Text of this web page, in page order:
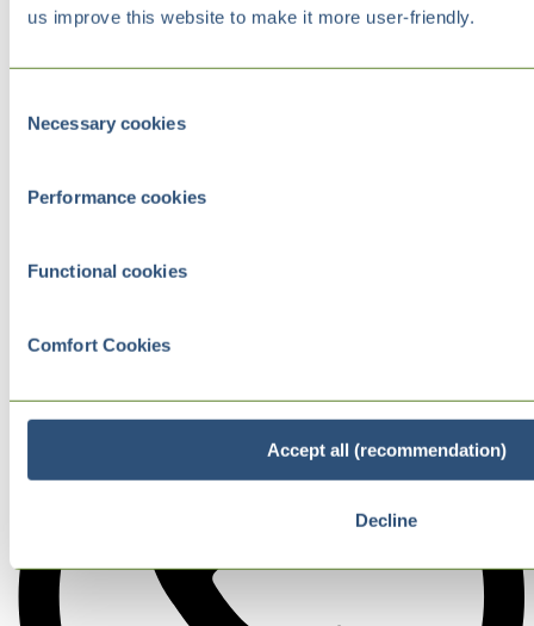
us improve this website to make it more user-friendly.
Selection
Necessary cookies
Performance cookies
Functional cookies
Comfort Cookies
Accept all (recommendation)
Decline